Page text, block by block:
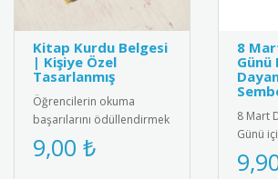
Kitap Kurdu Belgesi
| Kişiye Özel
Tasarlanmış
Öğrencilerin okuma
başarılarını ödüllendirmek
için özel tasarlanmış kitap
kurdu belgeleri. Kişiye öz..
9,00 ₺
8
Günü
8 Mart
Günü
rozet.
ve